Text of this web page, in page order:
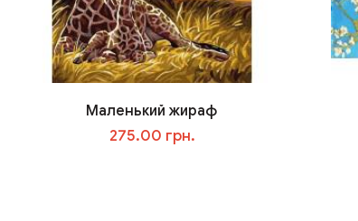
Маленький жираф
275.00 грн.